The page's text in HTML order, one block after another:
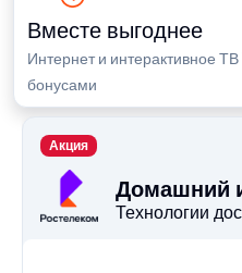
Вместе выгоднее
Интернет и интерактивное
бонусами
Домашний
Технологии
Акция